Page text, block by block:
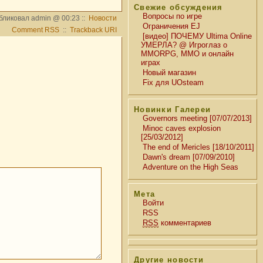
Свежие обсуждения
Вопросы по игре
Ограничения EJ
[видео] ПОЧЕМУ Ultima Online
УМЕРЛА? @ Игроглаз о
MMORPG, MMO и онлайн
играх
Новый магазин
Fix для UOsteam
Новинки Галереи
Governors meeting [07/07/2013]
Minoc caves explosion
[25/03/2012]
The end of Mericles [18/10/2011]
Dawn's dream [07/09/2010]
Adventure on the High Seas
Мета
Войти
RSS
RSS комментариев
Другие новости
admin @ 00:23 :: Новости
Comment RSS :: Trackback URI